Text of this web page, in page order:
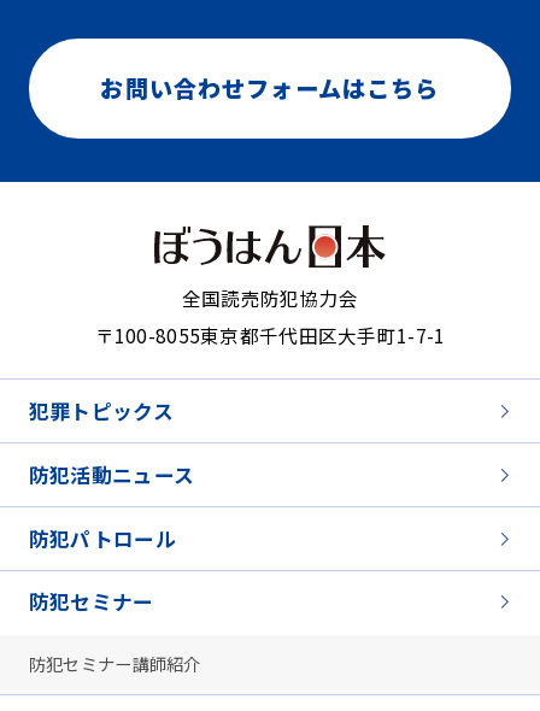
お問い合わせフォームはこちら
全国読売防犯協力会
〒100-8055東京都千代田区大手町1-7-1
犯罪トピックス
防犯活動ニュース
防犯パトロール
防犯セミナー
防犯セミナー講師紹介